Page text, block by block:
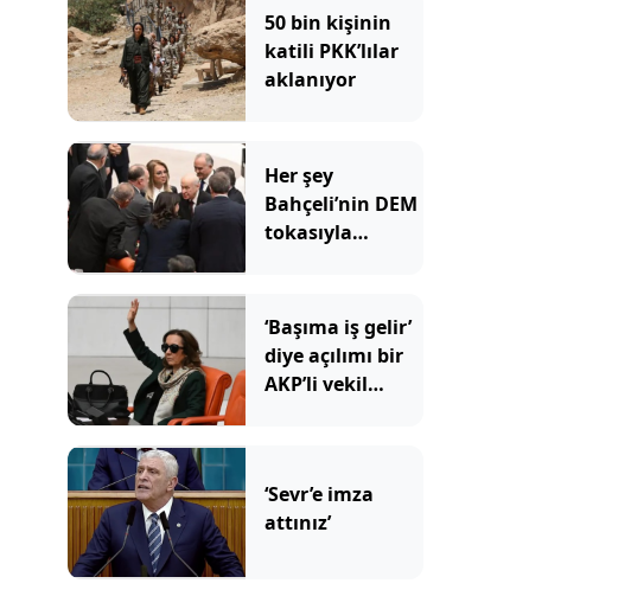
50 bin kişinin
katili PKK’lılar
aklanıyor
Her şey
Bahçeli’nin DEM
tokasıyla
‘Başıma iş gelir’
diye açılımı bir
AKP’li vekil
‘Sevr’e imza
attınız’